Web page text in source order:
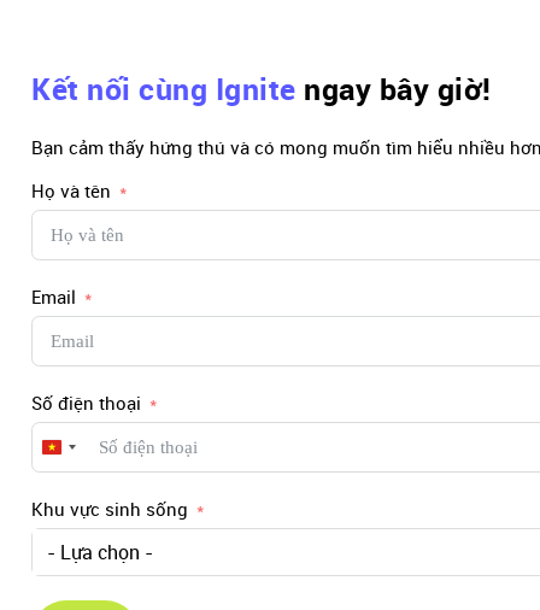
Kết nối cùng Ignite ngay bây giờ!
Bạn cảm thấy hứng thú và có mong muốn tìm hiểu nhiều
Họ và tên
Email
Số điện thoại
Vietnam
+84
Khu vực sinh sống
- Lựa chọn -